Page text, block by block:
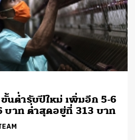
นต่ำรับปีใหม่ เพิ่มอีก 5-6
บาท ต่ำสุดอยู่ที่ 313 บาท